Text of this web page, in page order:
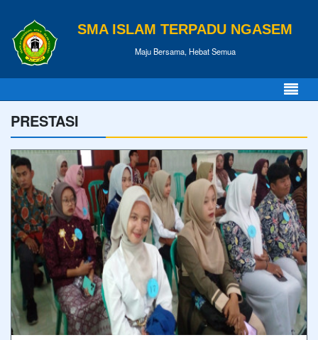
SMA ISLAM TERPADU NGASEM
Maju Bersama, Hebat Semua
PRESTASI